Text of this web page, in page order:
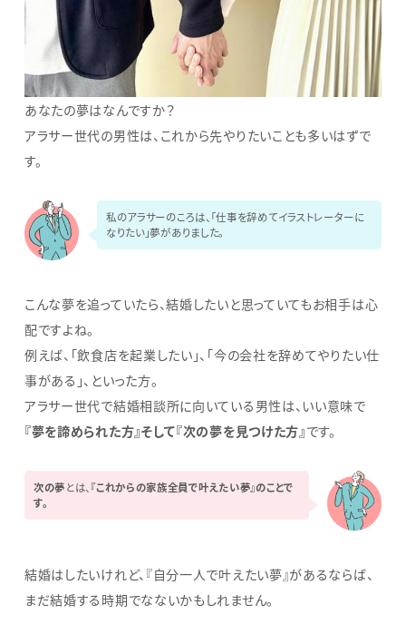
あなたの夢はなんですか？
アラサー世代の男性は、これから先やりたいことも多いはずで
す。
私のアラサーのころは、「仕事を辞めてイラストレーターに
なりたい」夢がありました。
こんな夢を追っていたら、結婚したいと思っていてもお相手は心
配ですよね。
例えば、「飲食店を起業したい」、「今の会社を辞めてやりたい仕
事がある」、といった方。
アラサー世代で結婚相談所に向いている男性は、いい意味で
『夢を諦められた方』そして『次の夢を見つけた方』です。
次の夢とは、 『これからの家族全員で叶えたい夢』のことで
す。
結婚はしたいけれど、『自分一人で叶えたい夢』があるならば、
まだ結婚する時期でなないかもしれません。